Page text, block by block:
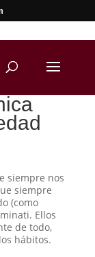
siempre nos
siempre
(como
Ellos
de todo,
hábitos.